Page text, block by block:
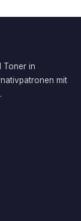
Toner in
mit